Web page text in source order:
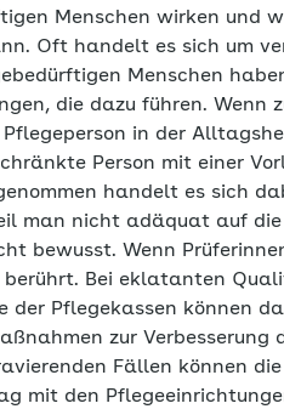
Menschen wirken und
Oft handelt es sich um
Menschen
die dazu führen. Wenn
in der
Person mit einer
handelt es sich
man nicht adäquat auf die
bewusst. Wenn
berührt. Bei eklatanten
Pflegekassen können
zur Verbesserung
Fällen können
mit den